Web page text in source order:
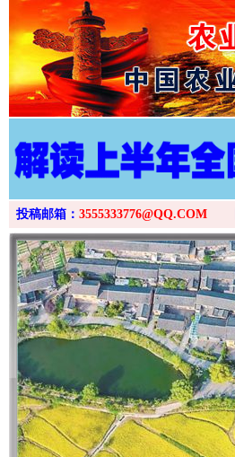
投稿邮箱： 3555333776@QQ.COM